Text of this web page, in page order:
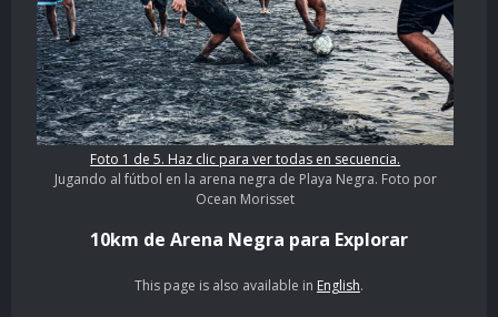
Foto 1 de 5. Haz clic para ver todas en secuencia.
Jugando al fútbol en la arena negra de Playa Negra. Foto por
Ocean Morisset
10km de Arena Negra para Explorar
This page is also available in English.